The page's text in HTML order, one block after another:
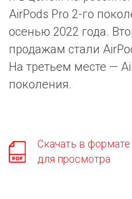
AirPods Pro 2-го
осенью 2022 года.
продажам стали
На третьем месте —
поколения.
Скачать в формате
для просмотра